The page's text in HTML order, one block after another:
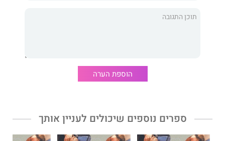
הוספת הערה
ספרים נוספים שיכולים לעניין אותך